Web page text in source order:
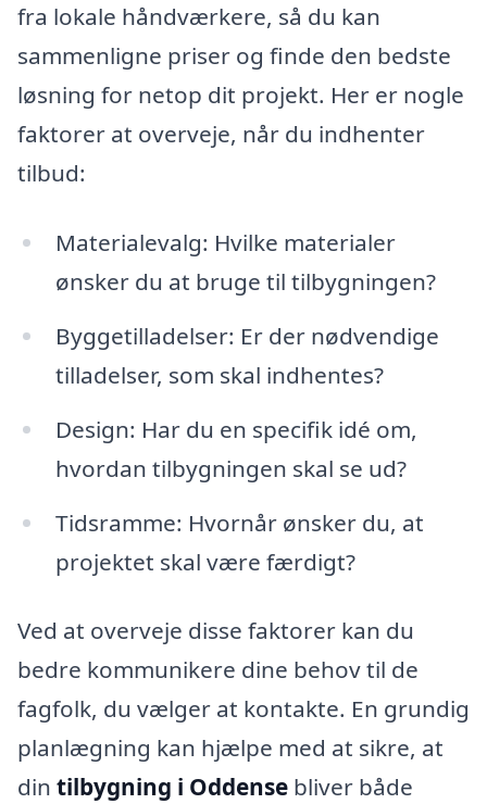
fra lokale håndværkere, så du kan
sammenligne priser og finde den bedste
løsning for netop dit projekt. Her er nogle
faktorer at overveje, når du indhenter
tilbud:
Materialevalg: Hvilke materialer
ønsker du at bruge til tilbygningen?
Byggetilladelser: Er der nødvendige
tilladelser, som skal indhentes?
Design: Har du en specifik idé om,
hvordan tilbygningen skal se ud?
Tidsramme: Hvornår ønsker du, at
projektet skal være færdigt?
Ved at overveje disse faktorer kan du
bedre kommunikere dine behov til de
fagfolk, du vælger at kontakte. En grundig
planlægning kan hjælpe med at sikre, at
din tilbygning i Oddense bliver både